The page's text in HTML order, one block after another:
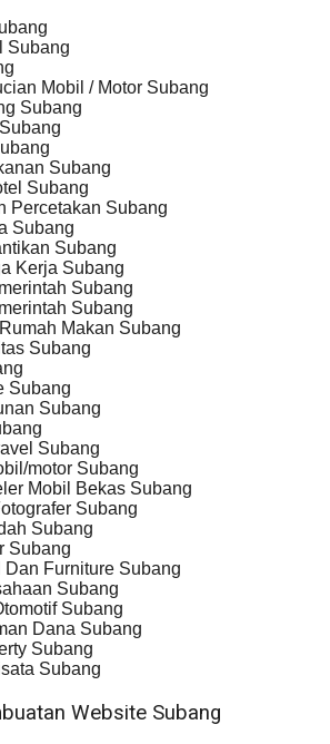
Subang
Mobil / Motor Subang
Subang
Subang
Subang
Percetakan Subang
Subang
Subang
Kerja Subang
Subang
Subang
Makan Subang
Subang
Subang
Subang
Subang
motor Subang
Mobil Bekas Subang
Subang
Subang
Subang
Furniture Subang
Subang
Subang
Dana Subang
Subang
Subang
Website Subang